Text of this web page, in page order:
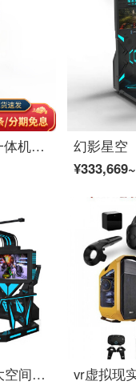
V901增强版VR一体机VR全景相机5GVR全景直播4K高清屏8K硬解码 StarLight三防户外直播8K
¥333,669~
兴佳视 VR行走大空间虚拟现实体验馆设备电玩城VR一体机商用游戏机工地安全科普教育 VR行走大空间（3米）